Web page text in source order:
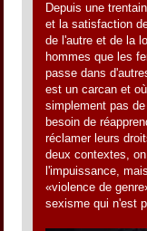
Depuis une
et la satisfaction
de l'autre et de la
hommes que les
passe dans
est un carcan et
simplement pas
besoin de
réclamer leurs
deux contextes,
l'impuissance,
«violence de
sexisme qui n'est